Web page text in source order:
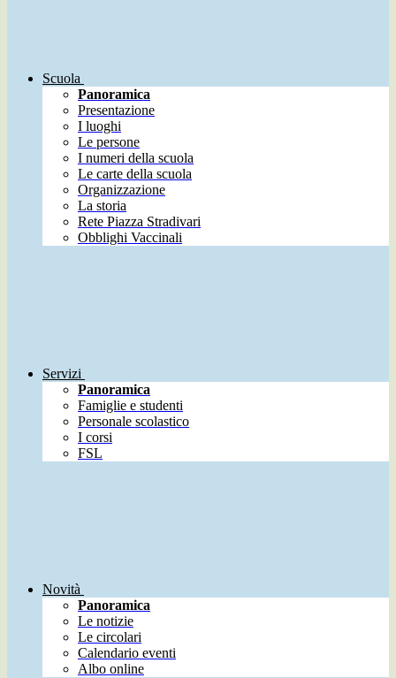
Scuola
Panoramica
Presentazione
I luoghi
Le persone
I numeri della scuola
Le carte della scuola
Organizzazione
La storia
Rete Piazza Stradivari
Obblighi Vaccinali
Servizi
Panoramica
Famiglie e studenti
Personale scolastico
I corsi
FSL
Novità
Panoramica
Le notizie
Le circolari
Calendario eventi
Albo online